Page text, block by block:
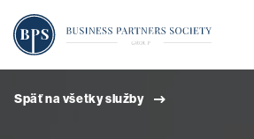
Späť na všetky služby